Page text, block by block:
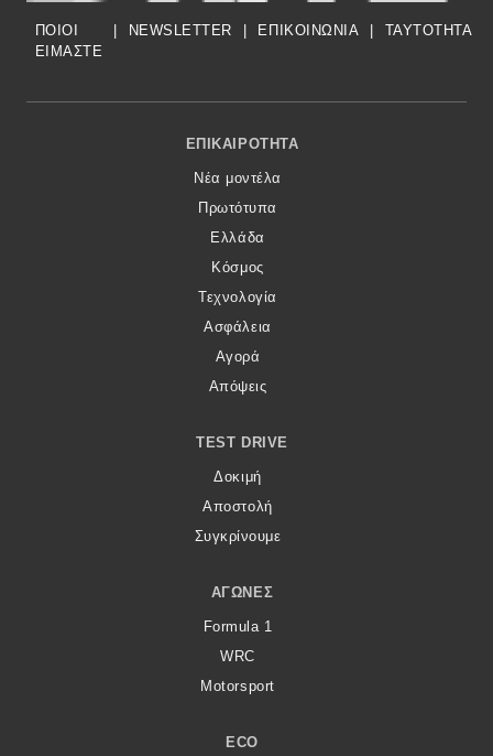
ΠΟΙΟΙ
ΕΙΜΑΣΤΕ
NEWSLETTER ΕΠΙΚΟΙΝΩΝΙΑ TAYTOTHTA
Footer Menu
ΕΠΙΚΑΙΡΌΤΗΤΑ
Νέα μοντέλα
Πρωτότυπα
Ελλάδα
Κόσμος
Τεχνολογία
Ασφάλεια
Αγορά
Απόψεις
TEST DRIVE
Δοκιμή
Αποστολή
Συγκρίνουμε
ΑΓΏΝΕΣ
Formula 1
WRC
Motorsport
ECO